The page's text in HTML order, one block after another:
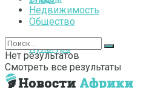
Культура
Недвижимость
Общество
Нет результатов
Смотреть все результаты